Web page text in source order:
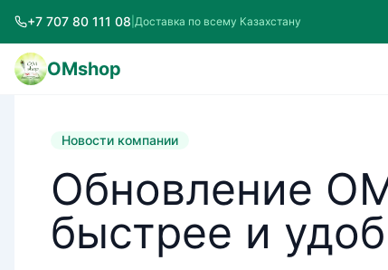
+7 707 80 111 08 Доставка по всему Казахстану
OMshop
Новости компании
Обновление
быстрее и